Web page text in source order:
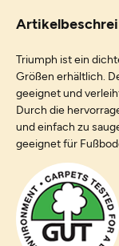
Triumph ist ein
Größen erhältlich.
geeignet und
Durch die
und einfach zu
geeignet für